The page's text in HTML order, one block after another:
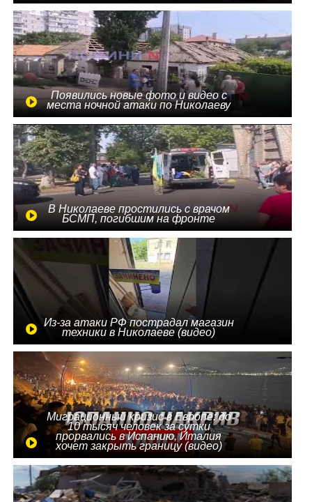
Появились новые фото и видео с
места ночной атаки по Николаеву
В Николаеве простились с врачом
БСМП, погибшим на фронте
Из-за атаки РФ пострадал магазин
техники в Николаеве (видео)
Миграционный кризис в Европе: до
10 тысяч человек за сутки
прорвались в Испанию, Италия
хочет закрыть границу (видео)